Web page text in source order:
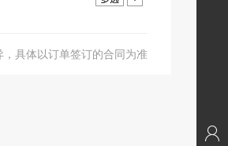
具体以订单签订的合同为准